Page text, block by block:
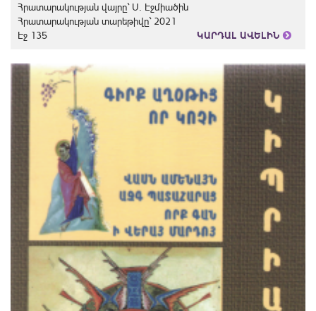
Հրատարակության վայրը` Ս. Էջմիածին
Հրատարակության տարեթիվը` 2021
Էջ 135
ԿԱՐԴԱԼ ԱՎԵԼԻՆ